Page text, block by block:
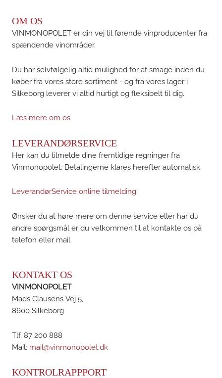
OM OS
VINMONOPOLET er din vej til førende vinproducenter fra
spændende vinområder.
Du har selvfølgelig altid mulighed for at smage inden du
køber fra vores store sortiment - og fra vores lager i
Silkeborg leverer vi altid hurtigt og fleksibelt til dig.
Læs mere om os
LEVERANDØRSERVICE
Her kan du tilmelde dine fremtidige regninger fra
Vinmonopolet. Betalingerne klares herefter automatisk.
LeverandørService online tilmelding
Ønsker du at høre mere om denne service eller har du
andre spørgsmål er du velkommen til at kontakte os på
telefon eller mail.
KONTAKT OS
VINMONOPOLET
Mads Clausens Vej 5,
8600 Silkeborg
Tlf. 87 200 888
Mail: mail@vinmonopolet.dk
KONTROLRAPPPORT